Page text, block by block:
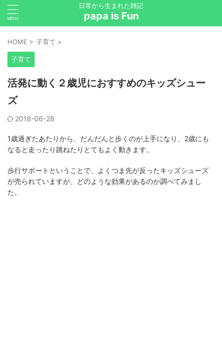
日常から生まれた雑記
papa is Fun
HOME > 子育て >
子育て
活発に動く２歳児におすすめのキッズシュー
ズ
2018-06-28
1歳過ぎたあたりから、だんだんと歩くのが上手になり、2歳にも
なると走ったり跳ねたりとてもよく動きます。
歩行サポートということで、よくつま先が反ったキッズシューズ
が売られていますが、どのような効果があるのか調べてみまし
た。